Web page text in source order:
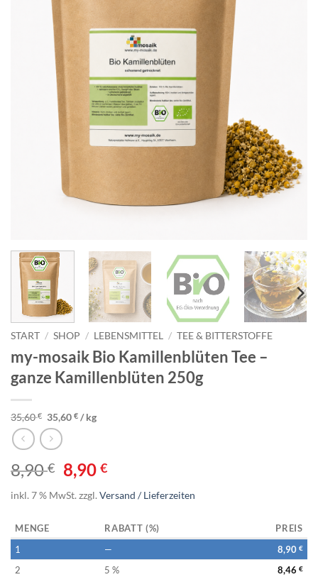
START / SHOP / LEBENSMITTEL / TEE & BITTERSTOFFE
my-mosaik Bio Kamillenblüten Tee –
ganze Kamillenblüten 250g
35,60€ 35,60€ /kg
8,90€ 8,90€
inkl. 7 % MwSt.zzgl.Versand / Lieferzeiten
MENGE RABATT (%)
PREIS
1
— 8,90 €
2 5 % 8,46 €